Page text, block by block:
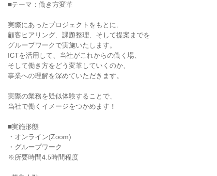
■テーマ：働き方変革
実際にあったプロジェクトをもとに、
顧客ヒアリング、課題整理、そして提案までを
グループワークで実施いたします。
ICTを活用して、当社がこれからの働く場、
そして働き方をどう変革していくのか、
事業への理解を深めていただきます。
実際の業務を疑似体験することで、
当社で働くイメージをつかめます！
■実施形態
・オンライン(Zoom)
・グループワーク
※所要時間4.5時間程度